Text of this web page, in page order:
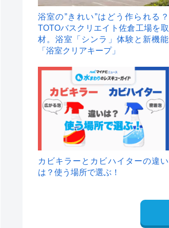
浴室の”きれい”はどう作られる？
TOTOバスクリエイト佐倉工場を取
材。浴室「シンラ」体験と新機能
「浴室クリアキープ」
カビキラーとカビハイターの違い
は？使う場所で選ぶ！